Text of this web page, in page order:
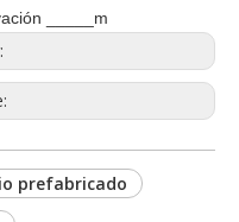
_____m
prefabricado